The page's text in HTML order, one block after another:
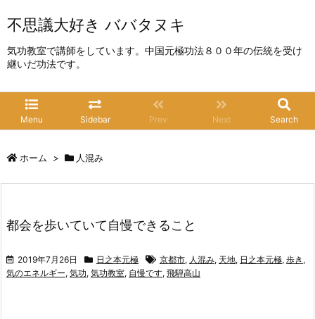
不思議大好き ババタヌキ
気功教室で講師をしています。中国元極功法８００年の伝統を受け
継いだ功法です。
Menu Sidebar Prev Next Search
ホーム > 人混み
都会を歩いていて自慢できること
2019年7月26日 日之本元極 京都市, 人混み, 天地, 日之本元極, 歩き ,
気のエネルギー, 気功, 気功教室, 自慢です, 飛騨高山